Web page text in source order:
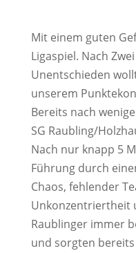
Mit einem guten
Ligaspiel. Nach
Unentschieden
unserem
Bereits nach
SG Raubling/
Nach nur knapp 5
Führung durch
Chaos, fehlender
Unkonzentriertheit
Raublinger immer
und sorgten